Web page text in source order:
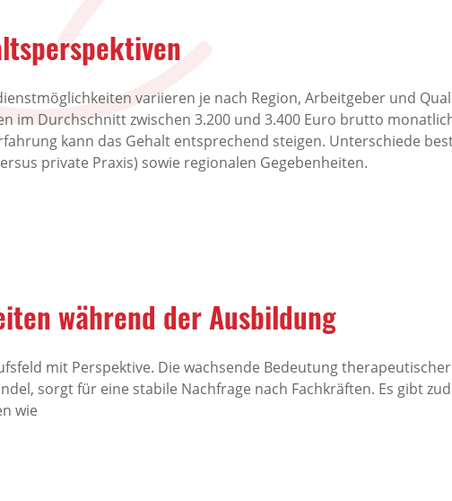
variieren je nach Region, Arbeitgeber und
im Durchschnitt zwischen 3.200 und 3.400 Euro brutto
kann das Gehalt entsprechend steigen. Unterschiede
private Praxis) sowie regionalen Gegebenheiten.
während der Ausbildung
mit Perspektive. Die wachsende Bedeutung
sorgt für eine stabile Nachfrage nach Fachkräften. Es gibt
wie